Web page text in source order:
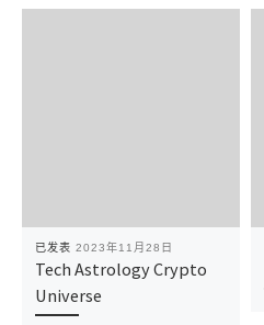
已发表 2023年11月28日
Tech Astrology Crypto
Universe